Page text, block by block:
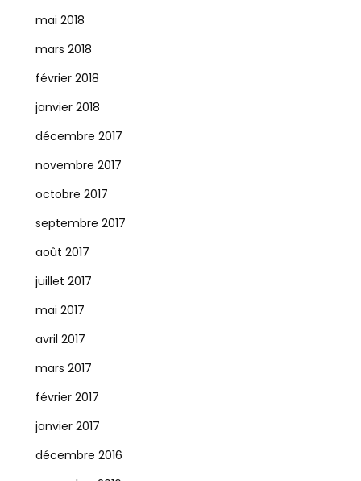
mai 2018
mars 2018
février 2018
janvier 2018
décembre 2017
novembre 2017
octobre 2017
septembre 2017
août 2017
juillet 2017
mai 2017
avril 2017
mars 2017
février 2017
janvier 2017
décembre 2016